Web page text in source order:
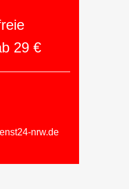
29 €
nrw.de